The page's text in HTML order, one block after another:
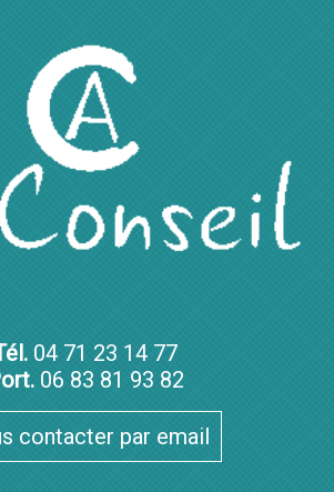
04 71 23 14 77
06 83 81 93 82
contacter par email